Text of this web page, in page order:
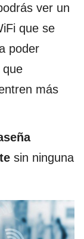
ver un
que se
poder
que
más
sin ninguna